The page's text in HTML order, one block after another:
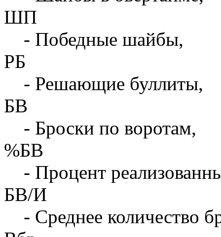
ШП
- Победные шайбы,
РБ
- Решающие буллиты,
БВ
- Броски по воротам,
%БВ
- Процент
БВ/И
- Среднее количество